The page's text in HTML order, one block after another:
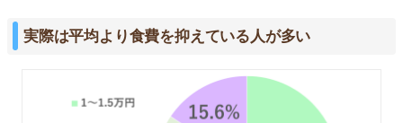
実際は平均より食費を抑えている人が多い